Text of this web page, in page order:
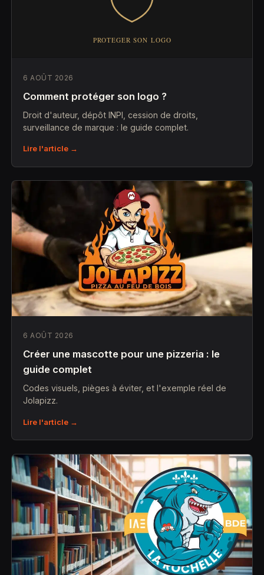
6 AOÛT 2026
Comment protéger son logo ?
Droit d'auteur, dépôt INPI, cession de droits,
surveillance de marque : le guide complet.
Lire l'article →
6 AOÛT 2026
Créer une mascotte pour une pizzeria : le
guide complet
Codes visuels, pièges à éviter, et l'exemple réel de
Jolapizz.
Lire l'article →